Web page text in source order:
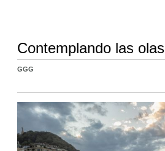
Contemplando las olas
GGG